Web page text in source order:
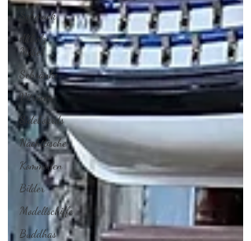
Schmuck
Altholz
Möbel
Schränke
Vitrinen
Sideboards
Nachttische
Kommoden
Bilder
Modellschiffe
Buddhas